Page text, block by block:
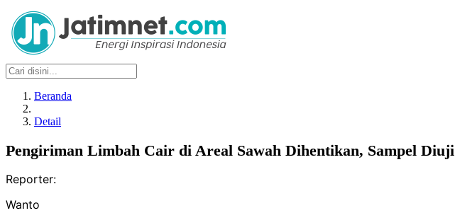
Beranda
Detail
Pengiriman Limbah Cair di Areal Sawah Dihentikan, Sampel Diuji
Reporter:
Wanto